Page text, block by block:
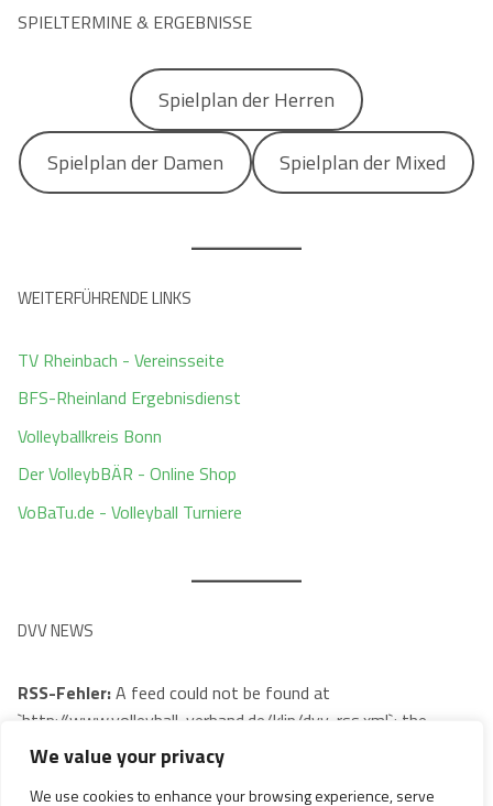
We value your privacy
We use cookies to enhance your browsing experience, serve
SPIELTERMINE & ERGEBNISSE
Spielplan der Herren
Spielplan der Damen Spielplan der Mixed
WEITERFÜHRENDE LINKS
TV Rheinbach - Vereinsseite
BFS-Rheinland Ergebnisdienst
Volleyballkreis Bonn
Der VolleybBÄR - Online Shop
VoBaTu.de - Volleyball Turniere
DVV NEWS
RSS-Fehler:A feed could not be found at
`http://www.volleyball-verband.de/klip/dvv-rss.xml`; the
status code is `404` and content-type is `text/html;
charset=utf-8`